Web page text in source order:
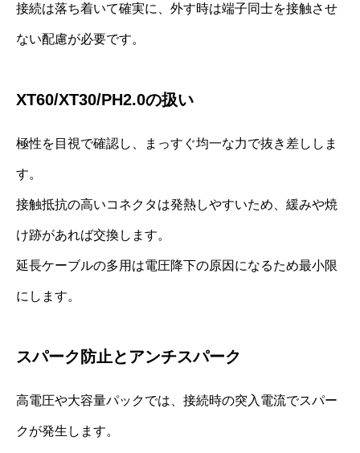
接続は落ち着いて確実に、外す時は端子同士を接触させ
ない配慮が必要です。
XT60/XT30/PH2.0の扱い
極性を目視で確認し、まっすぐ均一な力で抜き差ししま
す。
接触抵抗の高いコネクタは発熱しやすいため、緩みや焼
け跡があれば交換します。
延長ケーブルの多用は電圧降下の原因になるため最小限
にします。
スパーク防止とアンチスパーク
高電圧や大容量パックでは、接続時の突入電流でスパー
クが発生します。